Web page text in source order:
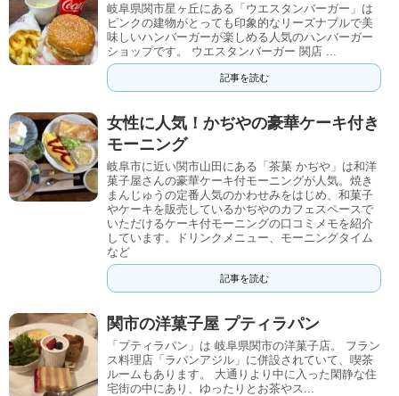
岐阜県関市星ヶ丘にある「ウエスタンバーガー」は
ピンクの建物がとっても印象的なリーズナブルで美
味しいハンバーガーが楽しめる人気のハンバーガー
ショップです。 ウエスタンバーガー 関店 ...
記事を読む
女性に人気！かぢやの豪華ケーキ付き
モーニング
岐阜市に近い関市山田にある「茶菓 かぢや」は和洋
菓子屋さんの豪華ケーキ付モーニングが人気。焼き
まんじゅうの定番人気のかわせみをはじめ、和菓子
やケーキを販売しているかぢやのカフェスペースで
いただけるケーキ付モーニングの口コミメモを紹介
しています。ドリンクメニュー、モーニングタイム
など
記事を読む
関市の洋菓子屋 プティラパン
「プティラパン」は 岐阜県関市の洋菓子店。 フラン
ス料理店「ラパンアジル」に併設されていて、喫茶
ルームもあります。 大通りより中に入った閑静な住
宅街の中にあり、ゆったりとお茶やス...